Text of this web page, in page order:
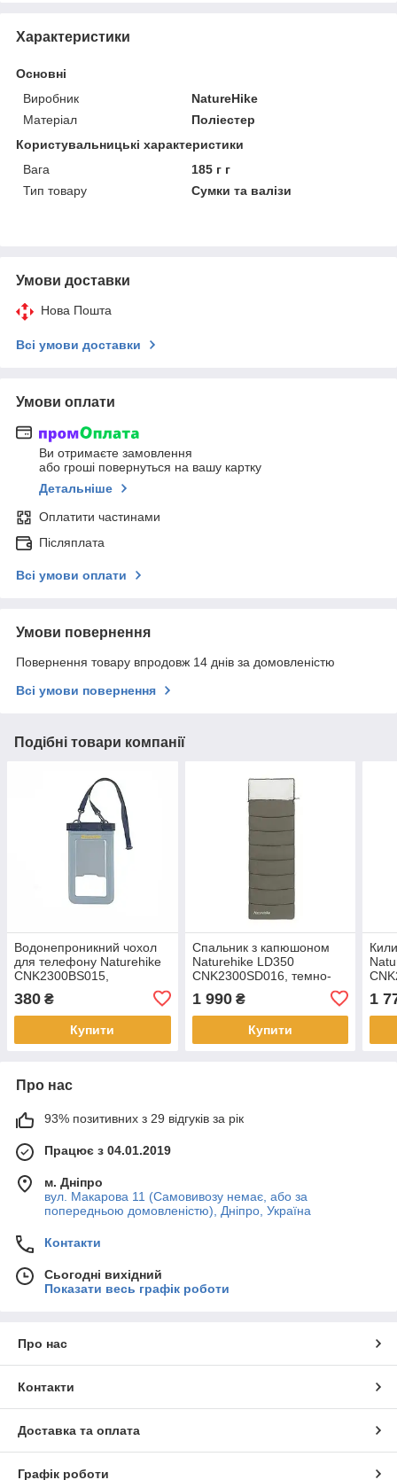
Характеристики
Основні
Виробник
NatureHike
Матеріал
Поліестер
Користувальницькі характеристики
Вага
185 г г
Тип товару
Сумки та валізи
Умови доставки
Нова Пошта
Всі умови доставки
Умови оплати
Ви отримаєте замовлення
або гроші повернуться на вашу картку
Детальніше
Оплатити частинами
Післяплата
Всі умови оплати
Умови повернення
Повернення товару впродовж 14 днів за домовленістю
Всі умови повернення
Подібні товари компанії
Водонепроникний чохол
для телефону Naturehike
CNK2300BS015,
380 ₴
Купити
Спальник з капюшоном
Naturehike LD350
CNK2300SD016, темно-
1 990₴
Купити
1
Про нас
93% позитивних з 29 відгуків за рік
Працює з 04.01.2019
м. Дніпро
вул. Макарова 11 (Самовивозу немає, або за
попередньою домовленістю), Дніпро, Україна
Контакти
Сьогодні вихідний
Показати весь графік роботи
Про нас
Контакти
Доставка та оплата
Графік роботи